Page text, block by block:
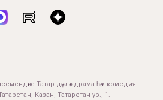
Татар дәүләт драма һәм комедия
Казан, Татарстан ур., 1.